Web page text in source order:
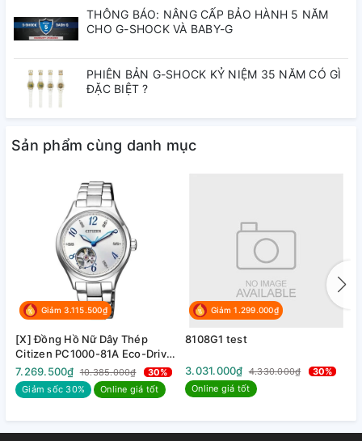
THÔNG BÁO: NÂNG CẤP BẢO HÀNH 5 NĂM
CHO G-SHOCK VÀ BABY-G
PHIÊN BẢN G-SHOCK KỶ NIỆM 35 NĂM CÓ GÌ
ĐẶC BIỆT ?
Sản phẩm cùng danh mục
Giảm 3.115.500₫
[X] Đồng Hồ Nữ Dây Thép
Citizen PC1000-81A Eco-Drive
| Kính Sapphire | Năng lượng
ánh sáng
7.269.500₫ 10.385.000₫
30%
Giảm sốc 30%
Online giá tốt
Giảm 1.299.000₫
8108G1 test
3.031.000₫ 4.330.000₫
30%
Online giá tốt